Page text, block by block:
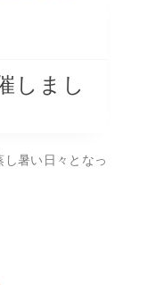
しまし
暑い日々となっ